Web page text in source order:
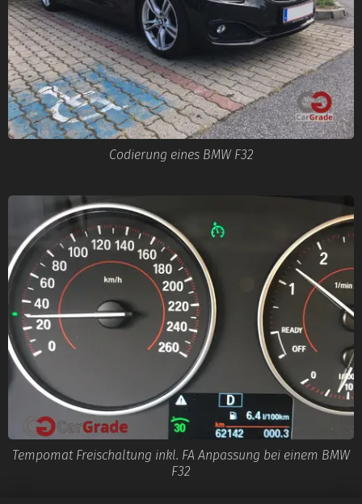
Codierung eines BMW F32
Tempomat Freischaltung inkl. FA Anpassung bei einem BMW
F32